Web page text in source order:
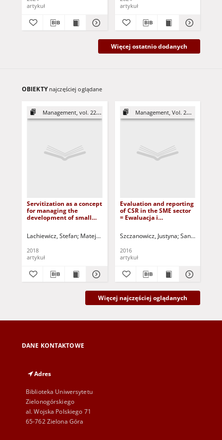
artykuł
artykuł
Więcej ostatnio dodanych
OBIEKTY najczęściej oglądane
Management, vol. 22 (2018)
Servitization as a concept
for managing the
development of small
Serwicyzacja jako
rozwojem małych i
średnich przedsiębiorstw
Lachiewicz, Stefan Matejun, Marek Pietras, Paweł Szczepańczyk,
2018
artykuł
Management, Vol. 20 (2016)
Evaluation and reporting
of CSR in the SME sector
= Ewaluacja i
Szczanowicz, Justyna Saniuk,
2016
artykuł
Więcej najczęściej oglądanych
DANE KONTAKTOWE
Adres
Biblioteka Uniwersytetu
Zielonogórskiego
al. Wojska Polskiego 71
65-762 Zielona Góra